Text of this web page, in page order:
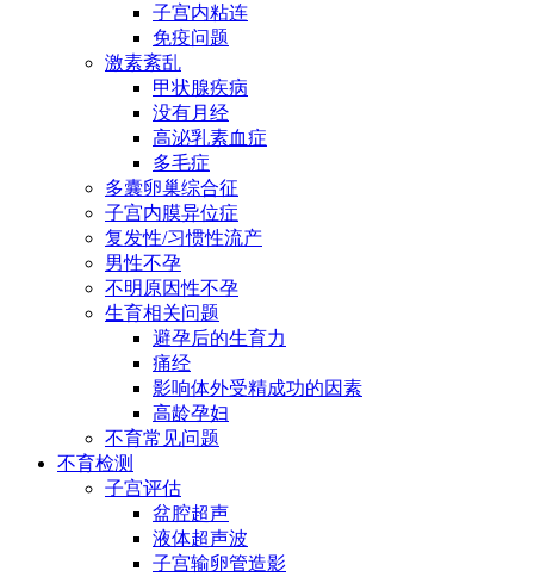
子宫内粘连
免疫问题
激素紊乱
甲状腺疾病
没有月经
高泌乳素血症
多毛症
多囊卵巢综合征
子宫内膜异位症
复发性/习惯性流产
男性不孕
不明原因性不孕
生育相关问题
避孕后的生育力
痛经
影响体外受精成功的因素
高龄孕妇
不育常见问题
不育检测
子宫评估
盆腔超声
液体超声波
子宫输卵管造影